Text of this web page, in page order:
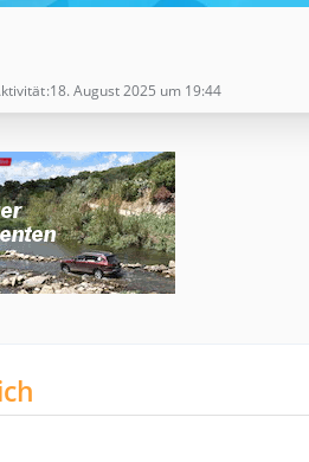
18. August 2025 um 19:44